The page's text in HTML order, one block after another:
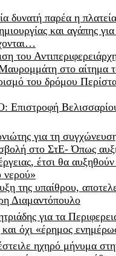
δυνατή παρέα η
και αγάπης
του
στο αίτημα
του δρόμου
για τη
στο ΣτΕ- Όπως
έτσι θα
νερού»
της υπαίθρου,
Διαμαντόπουλο
για τα
όχι «έρημος
ηχηρό μήνυμα